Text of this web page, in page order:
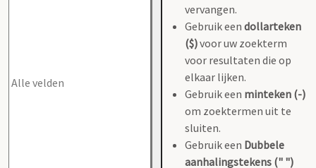
vervangen.
Gebruik een dollarteken
($)voor uw zoekterm
voor resultaten die op
elkaar lijken.
Gebruik een minteken (-)
om zoektermen uit te
sluiten.
Gebruik een Dubbele
aanhalingstekens (" ")